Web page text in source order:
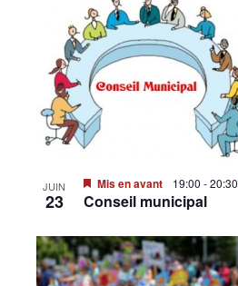
JUIN
23
Mis en avant 19:00 -20:30
Conseil municipal